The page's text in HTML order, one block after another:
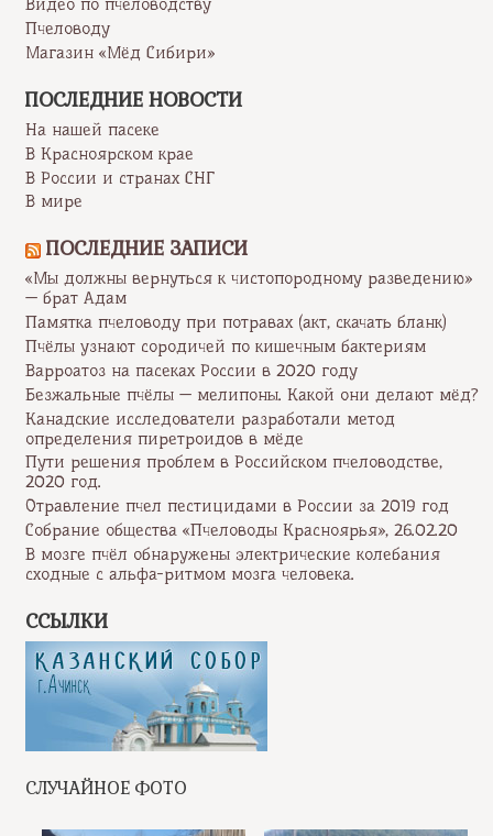
Видео по пчеловодству
Пчеловоду
Магазин «Мёд Сибири»
ПОСЛЕДНИЕ НОВОСТИ
На нашей пасеке
В Красноярском крае
В России и странах СНГ
В мире
ПОСЛЕДНИЕ ЗАПИСИ
«Мы должны вернуться к чистопородному разведению»
— брат Адам
Памятка пчеловоду при потравах (акт, скачать бланк)
Пчёлы узнают сородичей по кишечным бактериям
Варроатоз на пасеках России в 2020 году
Безжальные пчёлы — мелипоны. Какой они делают мёд?
Канадские исследователи разработали метод
определения пиретроидов в мёде
Пути решения проблем в Российском пчеловодстве,
2020 год.
Отравление пчел пестицидами в России за 2019 год
Собрание общества «Пчеловоды Красноярья», 26.02.20
В мозге пчёл обнаружены электрические колебания
сходные с альфа-ритмом мозга человека.
ССЫЛКИ
СЛУЧАЙНОЕ ФОТО